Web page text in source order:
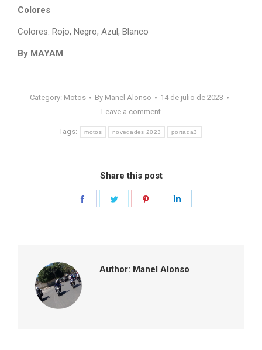
Colores
Colores: Rojo, Negro, Azul, Blanco
By MAYAM
Category: Motos By Manel Alonso
14 de julio de 2023
Leave a comment
Tags: motos novedades 2023 portada3
Share this post
Author: Manel Alonso